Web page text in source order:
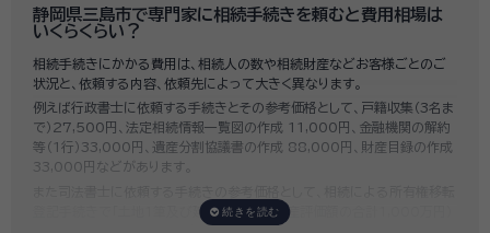
静岡県三島市で専門家に相続手続きを頼むと費用相場は
いくらくらい？
相続手続きにかかる費用は、相続人の数や相続財産などお客様ごとのご
状況と、依頼する内容、依頼先によって大きく異なります。
例えば行政書士に依頼する手続きとその参考価格として、戸籍収集（3名ま
で）27,500円、法定相続情報一覧図の作成 11,000円、金融機関の解約
等（1行）33,000円、遺産分割協議書の作成 88,000円、財産目録の作成
33,000円などがあります。
登記手続きで「土地1筆及び建物1棟（固定資産評価額の合計1,000万円）